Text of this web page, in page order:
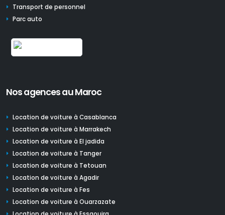
Transport de personnel
Parc auto
Nos agences au Maroc
Location de voiture à Casablanca
Location de voiture à Marrakech
Location de voiture à El jadida
Location de voiture à Tanger
Location de voiture à Tetouan
Location de voiture à Agadir
Location de voiture à Fes
Location de voiture à Ouarzazate